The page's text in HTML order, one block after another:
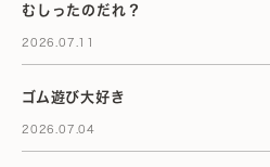
むしったのだれ？
2026.07.11
ゴム遊び大好き
2026.07.04